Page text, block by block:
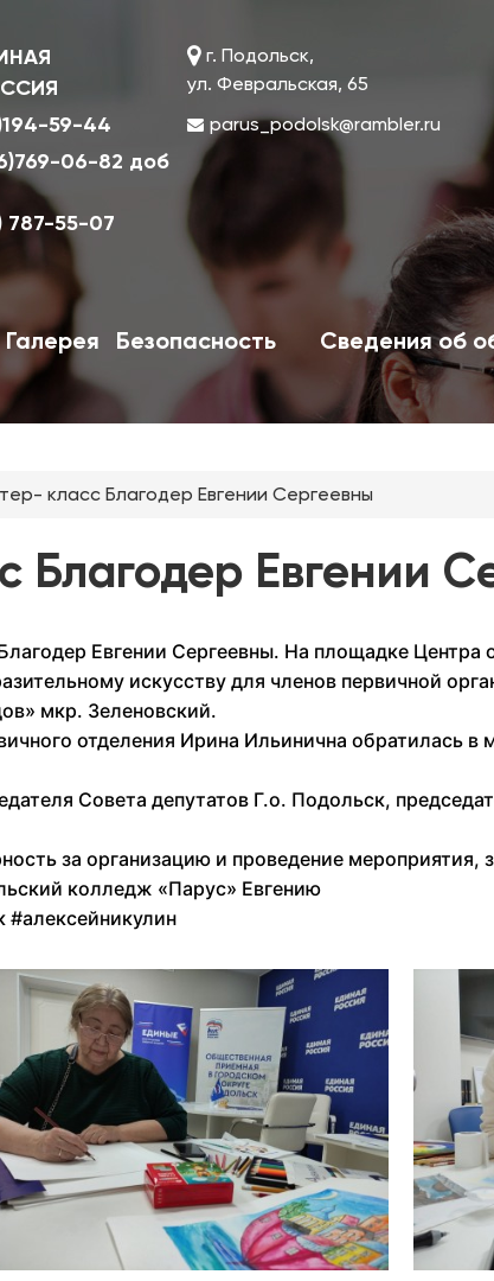
59-44
06-82 доб
787-55-07
г. Подольск,
ул. Февральская, 65
parus_podolsk@rambler.ru
Галерея Безопасность Сведения об
класс Благодер Евгении Сергеевны
Благодер Евгении
Евгении Сергеевны. На площадке Центра
искусству для членов первичной
мкр. Зеленовский.
отделения Ирина Ильинична обратилась
Совета депутатов Г.о. Подольск,
за организацию и проведение мероприятия,
колледж «Парус» Евгению
#алексейникулин